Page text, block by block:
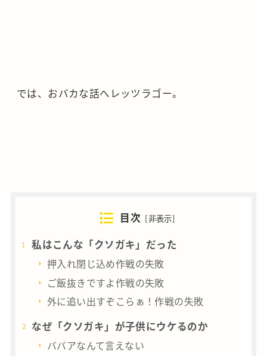
では、おバカな話へレッツラゴー。
目次 [非表示]
私はこんな「クソガキ」だった
押入れ閉じ込め作戦の失敗
ご飯抜きですよ作戦の失敗
外に追い出すぞこらぁ！作戦の失敗
なぜ「クソガキ」が子供にウケるのか
ババアなんて言えない